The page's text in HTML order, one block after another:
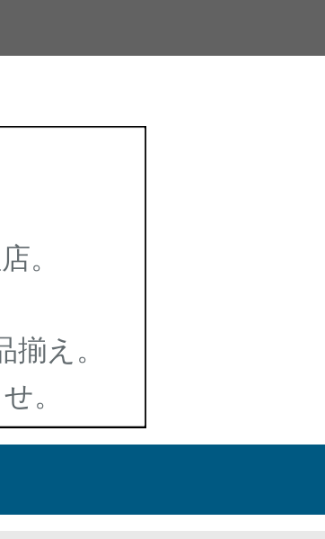
。
え。
。